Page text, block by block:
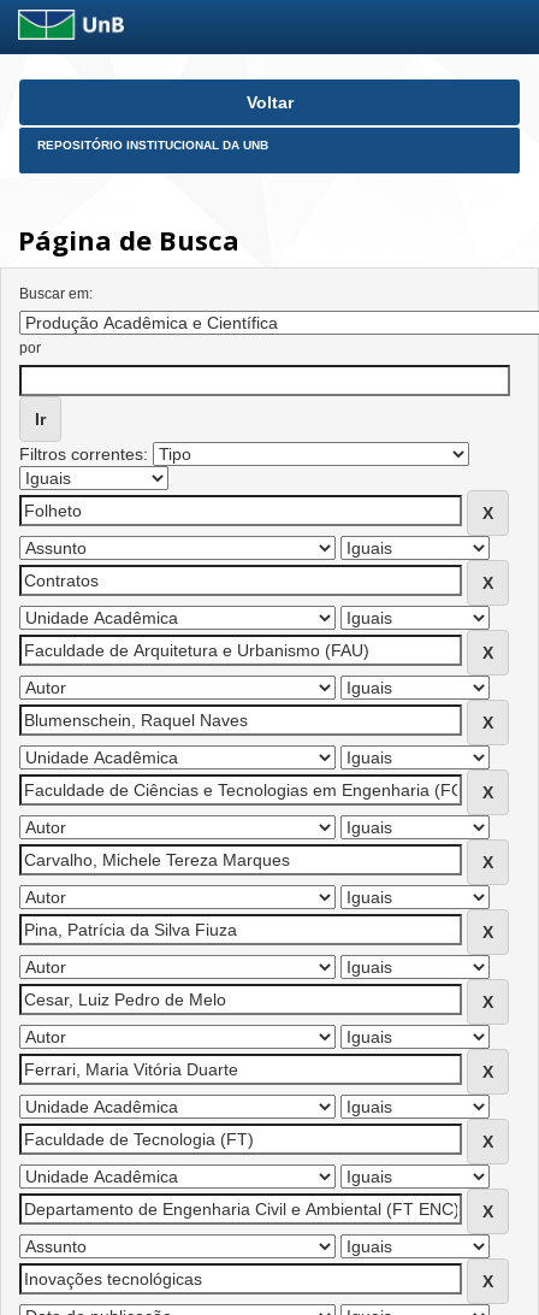
Skip
Voltar
REPOSITÓRIO INSTITUCIONAL DA UNB
Página de Busca
Buscar em:
por
Filtros correntes: